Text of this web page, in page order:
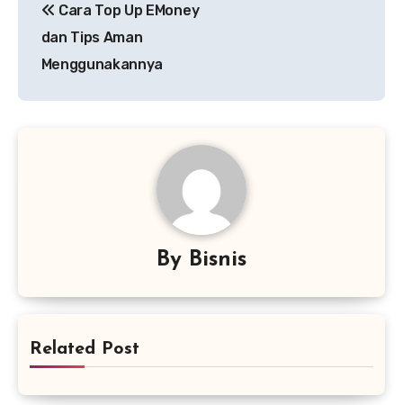
pos
Cara Top Up EMoney
dan Tips Aman
Menggunakannya
By Bisnis
Related Post